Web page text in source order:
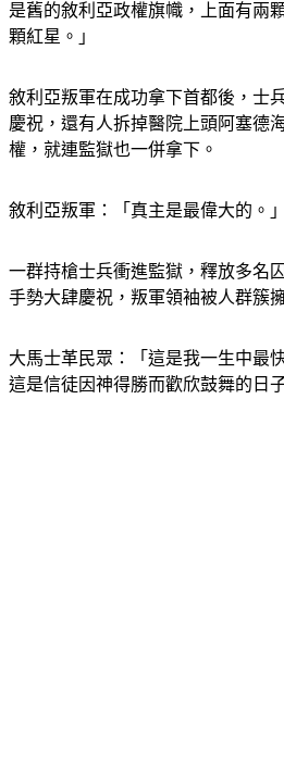
是舊的敘利亞政權旗幟，上面有兩
顆紅星。」
敘利亞叛軍在成功拿下首都後，士
慶祝，還有人拆掉醫院上頭阿塞德
權，就連監獄也一併拿下。
敘利亞叛軍：「真主是最偉大的。」
一群持槍士兵衝進監獄，釋放多名
手勢大肆慶祝，叛軍領袖被人群簇
大馬士革民眾：「這是我一生中最
這是信徒因神得勝而歡欣鼓舞的日子